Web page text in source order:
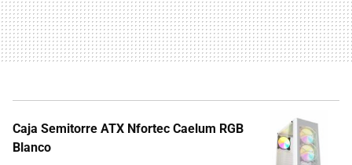
Caja Semitorre ATX Nfortec Caelum RGB
Blanco